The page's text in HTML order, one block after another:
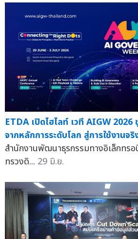
ETDA เปิดไฮไลท์ เวที AIGW
จากหลักการระดับโลก สู่การใช้งานจริ
สำนักงานพัฒนาธุรกรรมทางอิเล็กทร
ทรวงดิ... 29 มิ.ย.